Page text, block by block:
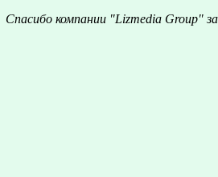
Спасибо компании "Lizmedia Group"